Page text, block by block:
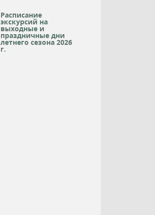
Расписание
экскурсий на
выходные и
праздничные дни
летнего сезона 2026
г.